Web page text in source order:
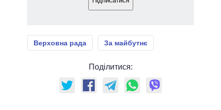
Верховна рада За майбутнє
Поділитися: